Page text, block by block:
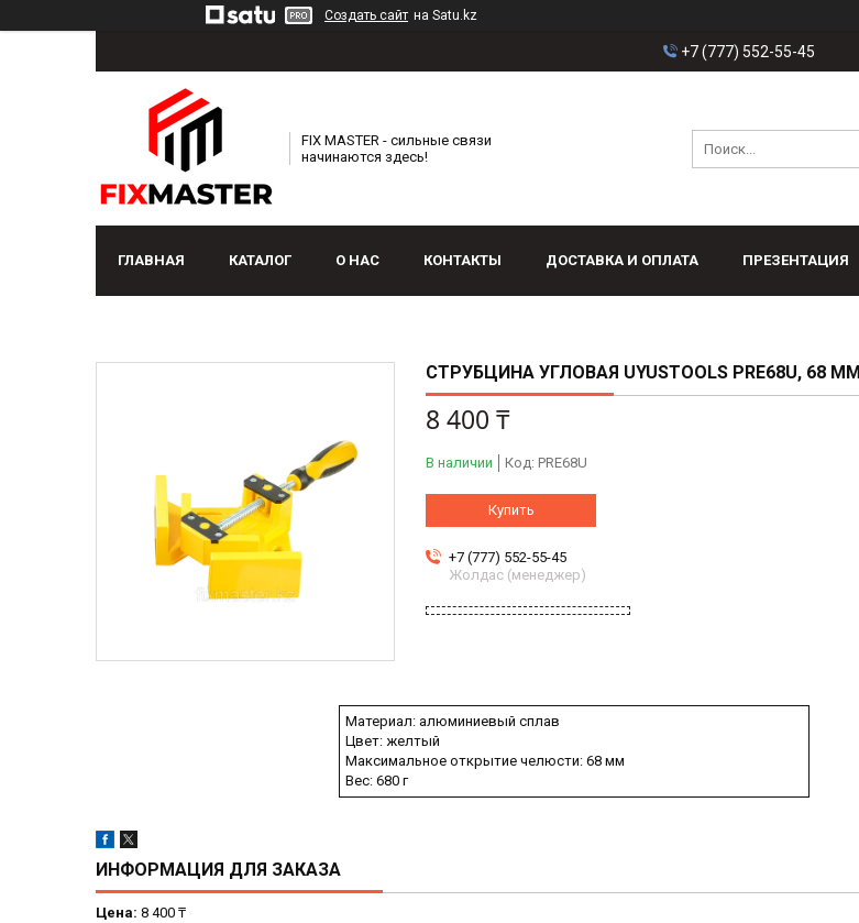
Создать сайт на Satu.kz
+7 (777) 552-55-45
FIX MASTER - сильные связи
начинаются здесь!
ГЛАВНАЯ КАТАЛОГ О НАС КОНТАКТЫ ДОСТАВКА И ОПЛАТА ПРЕЗЕНТАЦИЯ
СТРУБЦИНА УГЛОВАЯ UYUSTOOLS PRE68U, 68 ММ
8 400 ₸
В наличии Код: PRE68U
Купить
+7 (777) 552-55-45
Жолдас (менеджер)
Материал: алюминиевый сплав
Цвет: желтый
Максимальное открытие челюсти: 68 мм
Вес: 680 г
ИНФОРМАЦИЯ ДЛЯ ЗАКАЗА
Цена: 8 400 ₸